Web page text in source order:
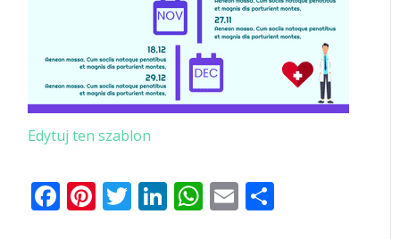
Edytuj ten szablon
Facebook
Pinterest
Twitter
LinkedIn
WhatsApp
Email